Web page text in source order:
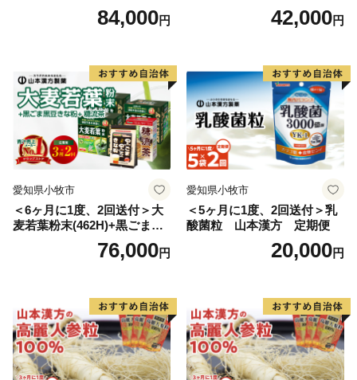
84,000円 42,000円
愛知県小牧市
＜6ヶ月に1度、2回送付＞大
麦若葉粉末(462H)+黒ごま黒
豆きな粉+ 糖流茶 山本漢
76,000円
愛知県小牧市
＜5ヶ月に1度、2回送付＞乳
酸菌粒 山本漢方 定期便
20,000円